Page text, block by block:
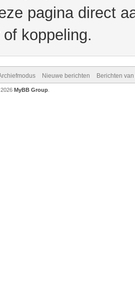
pagina direct
koppeling.
Nieuwe berichten Berichten
2026 MyBB Group